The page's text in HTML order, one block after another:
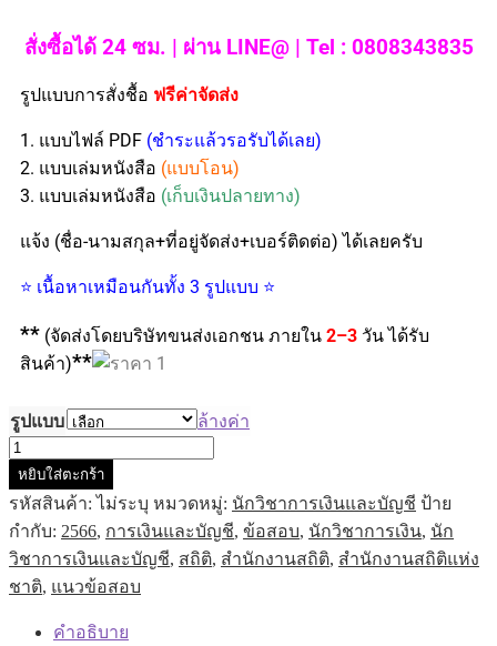
สั่งซื้อได้ 24 ซม. | ผ่าน LINE@ | Tel : 0808343835
รูปแบบการสั่งชื้อ ฟรีค่าจัดส่ง
1. แบบไฟล์ PDF (ชำระแล้วรอรับได้เลย)
2. แบบเล่มหนังสือ (แบบโอน)
3. แบบเล่มหนังสือ (เก็บเงินปลายทาง)
แจ้ง (ชื่อ-นามสกุล+ที่อยู่จัดส่ง+เบอร์ติดต่อ) ได้เลยครับ
⭐ เนื้อหาเหมือนกันทั้ง 3 รูปแบบ ⭐
** (จัดส่งโดยบริษัทขนส่งเอกชน ภายใน 2–3 วัน ได้รับ
สินค้า)**
รูปแบบ ล้างค่า
หยิบใส่ตะกร้า
รหัสสินค้า:ไม่ระบุ หมวดหมู่: นักวิชาการเงินและบัญชี ป้าย
กำกับ: 2566, การเงินและบัญชี, ข้อสอบ, นักวิชาการเงิน, นัก
วิชาการเงินและบัญชี, สถิติ, สำนักงานสถิติ, สำนักงานสถิติแห่ง
ชาติ, แนวข้อสอบ
คำอธิบาย